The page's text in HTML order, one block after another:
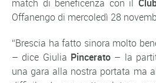
match di beneficenza con il
Offanengo di mercoledì 28
“Brescia ha fatto sinora molto
– dice Giulia Pincerato– la
una gara alla nostra portata ma